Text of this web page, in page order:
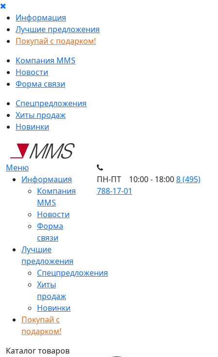
Информация
Лучшие предложения
Покупай с подарком!
Компания MMS
Новости
Форма связи
Спецпредложения
Хиты продаж
Новинки
Меню
Информация
Компания
MMS
Новости
Форма
связи
Лучшие
предложения
Спецпредложения
Хиты
продаж
Новинки
Покупай с
подарком!
ПН-ПТ 10:00 - 18:008 (495)
788-17-01
Каталог товаров